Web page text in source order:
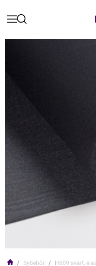
Sybehör H609 svart,